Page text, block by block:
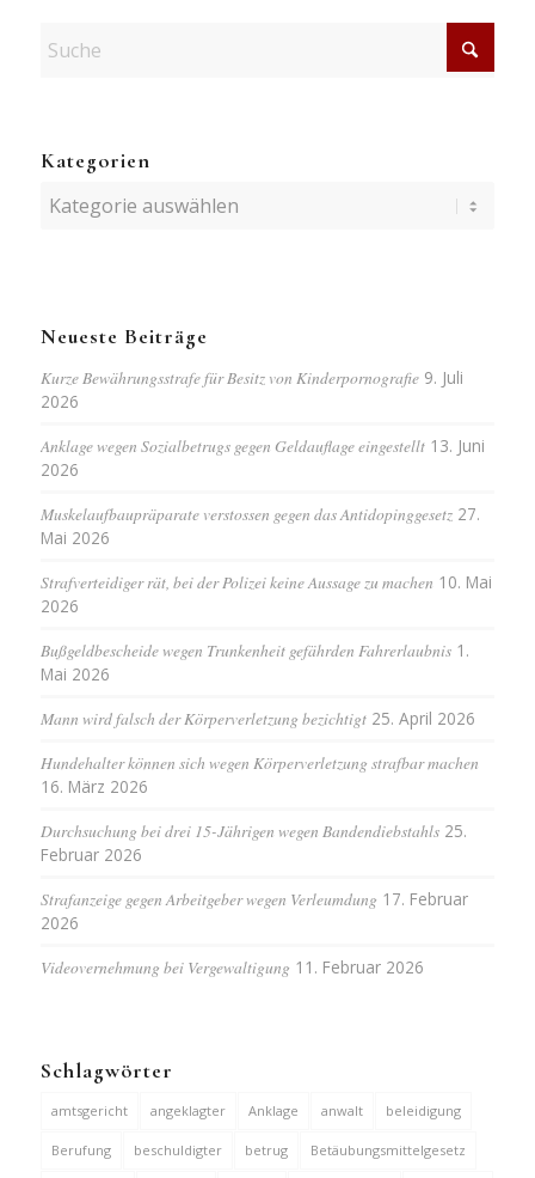
Kategorien
Kategorien
Neueste Beiträge
Kurze Bewährungsstrafe für Besitz von Kinderpornografie 9. Juli
2026
Anklage wegen Sozialbetrugs gegen Geldauflage eingestellt 13. Juni
2026
Muskelaufbaupräparate verstossen gegen das Antidopinggesetz 27.
Mai 2026
Strafverteidiger rät, bei der Polizei keine Aussage zu machen 10. Mai
2026
Bußgeldbescheide wegen Trunkenheit gefährden Fahrerlaubnis 1.
Mai 2026
Mann wird falsch der Körperverletzung bezichtigt 25. April 2026
Hundehalter können sich wegen Körperverletzung strafbar machen
16. März 2026
Durchsuchung bei drei 15-Jährigen wegen Bandendiebstahls 25.
Februar 2026
Strafanzeige gegen Arbeitgeber wegen Verleumdung 17. Februar
2026
Videovernehmung bei Vergewaltigung 11. Februar 2026
Schlagwörter
amtsgericht angeklagter Anklage anwalt beleidigung
Berufung beschuldigter betrug Betäubungsmittelgesetz